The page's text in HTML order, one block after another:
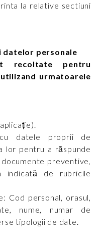
la relative sectiuni
personale
recoltate pentru
urmatoarele
cu datele proprii de
lor pentru a răspunde
preventive,
indicată de rubricile
Cod personal, orasul,
nume, numar de
tipologii de date.